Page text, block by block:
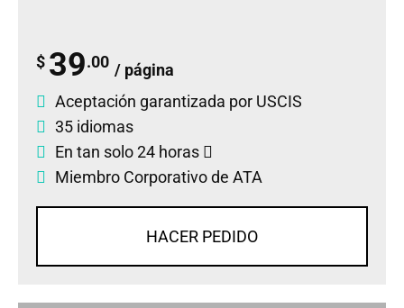
$ 39.00 / página
Aceptación garantizada por USCIS
35 idiomas
En tan solo 24 horas
Miembro Corporativo de ATA
HACER PEDIDO